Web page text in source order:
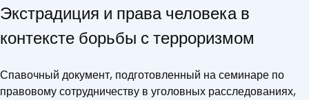
Экстрадиция и права человека в
контексте борьбы с терроризмом
Спавочный документ, подготовленный на семинаре по
правовому сотрудничеству в уголовных расследованиях,